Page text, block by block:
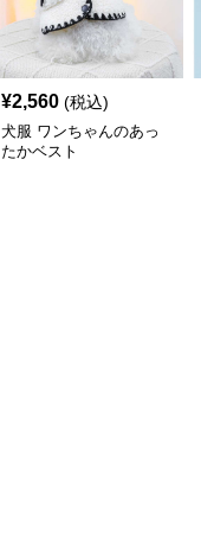
¥2,560 (税込)
犬服 ワンちゃんのあっ
たかベスト